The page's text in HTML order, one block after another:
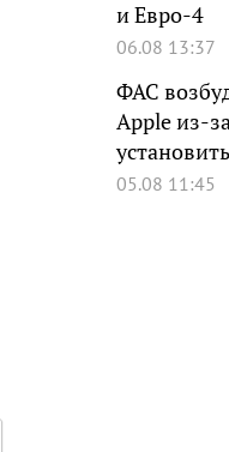
и Евро-4
06.08 13:37
ФАС
Apple из-
05.08 11:45